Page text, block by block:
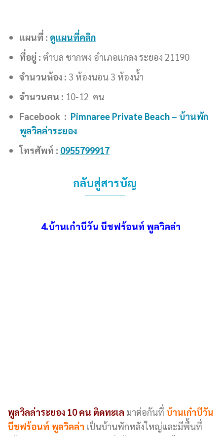
แผนที่ : ดูแผนที่คลิก
ที่อยู่ : ตำบล ชากพง อำเภอแกลง ระยอง 21190
จำนวนห้อง : 3 ห้องนอน 3 ห้องน้ำ
จำนวนคน : 10-12 คน
Facebook : Pimnaree Private Beach – บ้านพัก
พูลวิลล่าระยอง
โทรศัพท์ : 0955799917
กลับสู่สารบัญ
4.บ้านเก๋าบีวัน บีชฟร้อนท์ พูลวิลล่า
พูลวิลล่าระยอง 10 คน ติดทะเล มาต่อกันที่ บ้านเก๋าบีวัน
บีชฟร้อนท์ พูลวิลล่า เป็นบ้านพักหลังใหญ่และมีพื้นที่